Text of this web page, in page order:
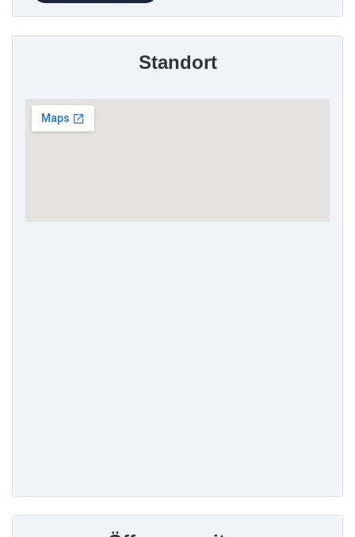
Standort